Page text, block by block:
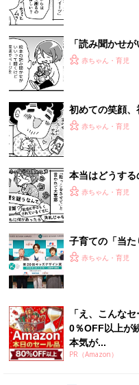
「読み聞かせ
かけて」とい
赤ちゃん・育児
初めての笑顔
たくさんの「初
赤ちゃん・育児
本当はどうす
「抱っこさせて
赤ちゃん・育児
子育ての「当
た⁉ 20周年を
赤ちゃん・育児
「え、こんな
0％OFF以上が
本気が...
PR（Amazon）